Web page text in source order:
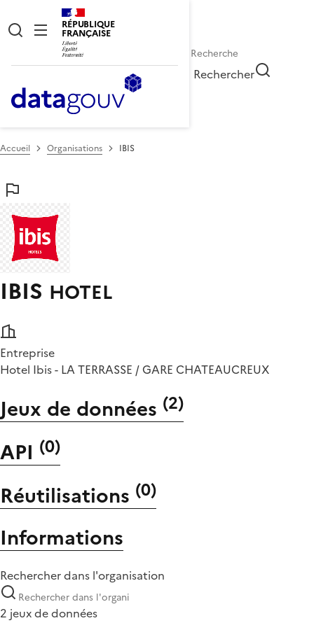
RÉPUBLIQUE
FRANÇAISE
Rechercher
Accueil Organisations IBIS
IBIS HOTEL
Entreprise
Hotel Ibis - LA TERRASSE / GARE CHATEAUCREUX
Jeux de données (2)
API (0)
Réutilisations (0)
Informations
Rechercher dans l'organisation
2 jeux de données